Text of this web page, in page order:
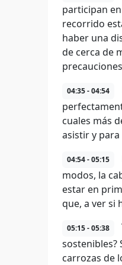
participan
recorrido
haber una
de cerca de
04:35 - 04:54
cuales más
asistir y para
04:54 - 05:15
modos, la
estar en
que, a ver si
05:15 - 05:38
sostenibles?
carrozas de